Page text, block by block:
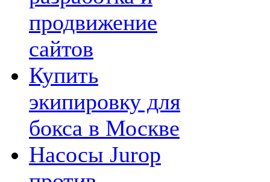
продвижение
сайтов
Купить
экипировку для
бокса в Москве
Насосы Jurop